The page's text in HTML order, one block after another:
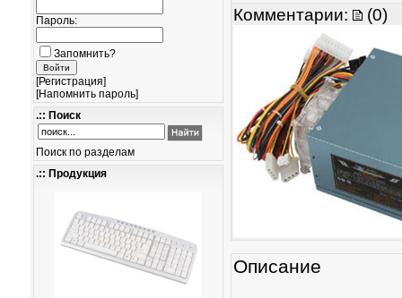
Пароль:
Запомнить?
[Регистрация]
[Напомнить пароль]
.:: Поиск
Поиск по разделам
.:: Продукция
Комментарии: (0)
Описание